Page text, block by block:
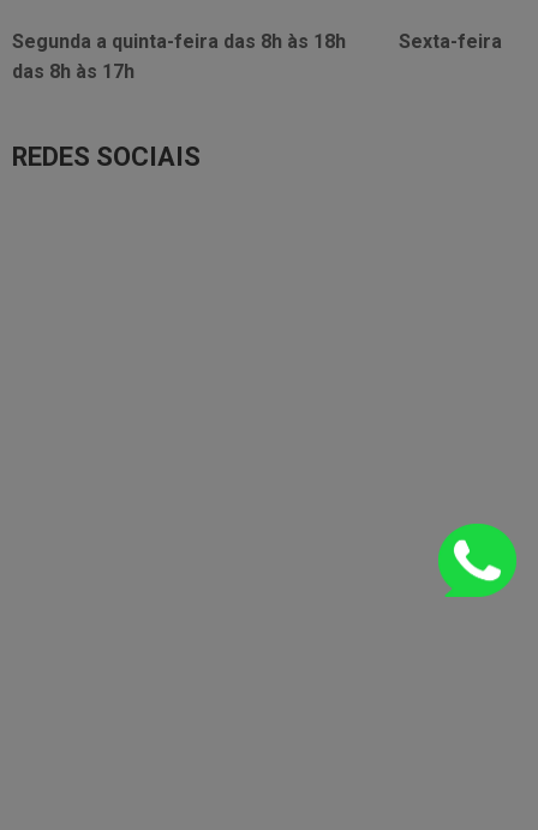
Segunda a quinta-feira das 8h às 18h
Sexta-feira
das 8h às 17h
REDES SOCIAIS